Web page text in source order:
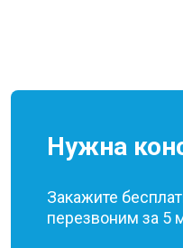
Нужна
Закажите
перезвоним за 5